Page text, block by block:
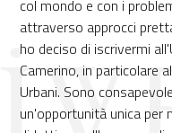
col mondo e con i
attraverso approcci
ho deciso di iscrivermi
Camerino, in particolare
Urbani. Sono
un'opportunità unica per